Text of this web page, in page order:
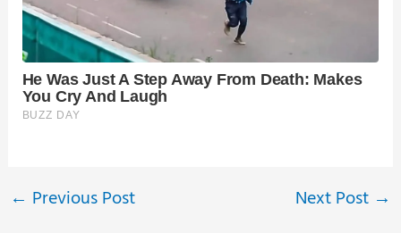
← Previous Post Next Post →